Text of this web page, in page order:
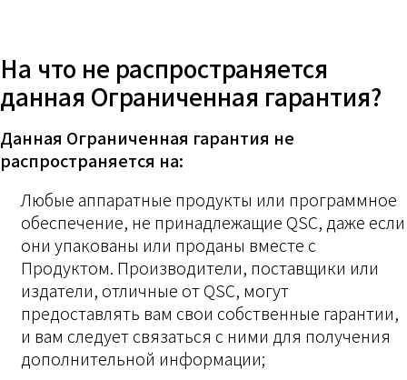
На что не распространяется
данная Ограниченная гарантия?
Данная Ограниченная гарантия не
распространяется на:
Любые аппаратные продукты или программное
обеспечение, не принадлежащие QSC, даже если
они упакованы или проданы вместе с
Продуктом. Производители, поставщики или
издатели, отличные от QSC, могут
предоставлять вам свои собственные гарантии,
и вам следует связаться с ними для получения
дополнительной информации;